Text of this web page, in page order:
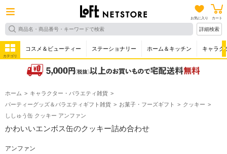
お気に入り カート
詳細検索
カテゴリ
コスメ＆ビューティー ステーショナリー ホーム＆キッチン キャラク
ホーム
キャラクター・バラエティ雑貨
パーティーグッズ＆バラエティギフト雑貨
お菓子・フーズギフト
クッキー
ししゅう缶 クッキー アンファン
かわいいエンボス缶のクッキー詰め合わせ
アンファン